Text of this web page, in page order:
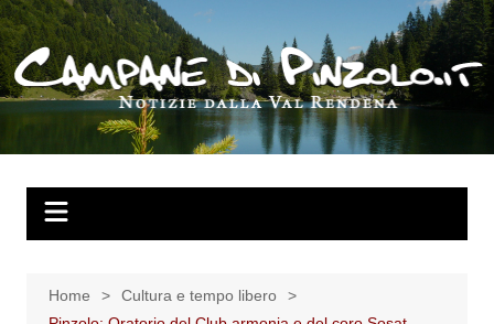
Salta
al
contenuto
Home
Cultura e tempo libero